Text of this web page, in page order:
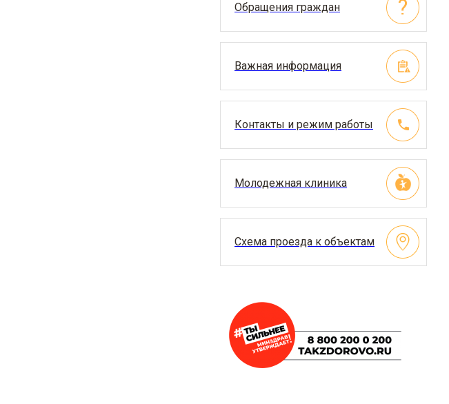
Обращения граждан
Важная информация
Контакты и режим работы
Молодежная клиника
Схема проезда к объектам